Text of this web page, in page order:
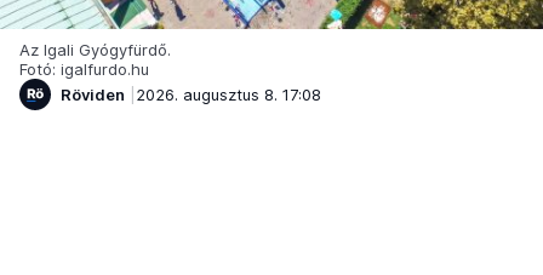
Az Igali Gyógyfürdő.
Fotó: igalfurdo.hu
Röviden
2026. augusztus 8. 17:08